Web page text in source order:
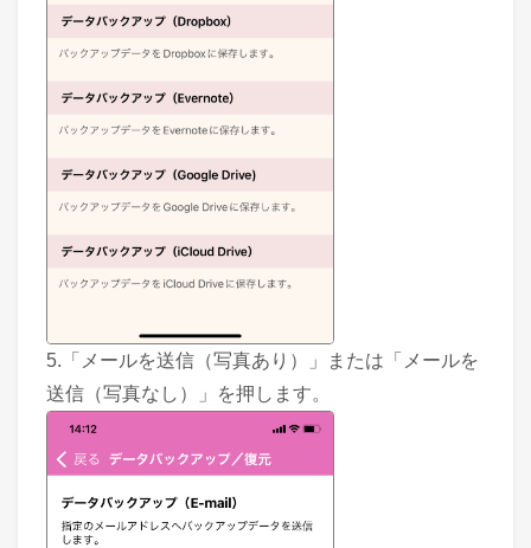
5.「メールを送信（写真あり）」または「メールを
送信（写真なし）」を押します。